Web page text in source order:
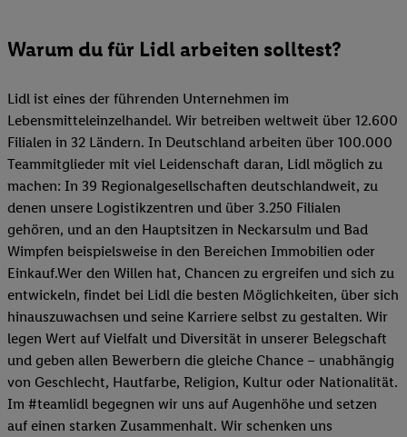
Warum du für Lidl arbeiten solltest?
Lidl ist eines der führenden Unternehmen im
Lebensmitteleinzelhandel. Wir betreiben weltweit über 12.600
Filialen in 32 Ländern. In Deutschland arbeiten über 100.000
Teammitglieder mit viel Leidenschaft daran, Lidl möglich zu
machen: In 39 Regionalgesellschaften deutschlandweit, zu
denen unsere Logistikzentren und über 3.250 Filialen
gehören, und an den Hauptsitzen in Neckarsulm und Bad
Wimpfen beispielsweise in den Bereichen Immobilien oder
Einkauf.Wer den Willen hat, Chancen zu ergreifen und sich zu
entwickeln, findet bei Lidl die besten Möglichkeiten, über sich
hinauszuwachsen und seine Karriere selbst zu gestalten. Wir
legen Wert auf Vielfalt und Diversität in unserer Belegschaft
und geben allen Bewerbern die gleiche Chance – unabhängig
von Geschlecht, Hautfarbe, Religion, Kultur oder Nationalität.
Im #teamlidl begegnen wir uns auf Augenhöhe und setzen
auf einen starken Zusammenhalt. Wir schenken uns